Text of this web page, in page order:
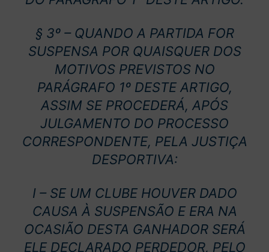
§ 3º – QUANDO A PARTIDA FOR
SUSPENSA POR QUAISQUER DOS
MOTIVOS PREVISTOS NO
PARÁGRAFO 1º DESTE ARTIGO,
ASSIM SE PROCEDERÁ, APÓS
JULGAMENTO DO PROCESSO
CORRESPONDENTE, PELA JUSTIÇA
DESPORTIVA:
I – SE UM CLUBE HOUVER DADO
CAUSA À SUSPENSÃO E ERA NA
OCASIÃO DESTA GANHADOR SERÁ
ELE DECLARADO PERDEDOR, PELO